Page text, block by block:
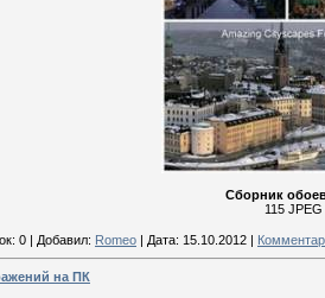
Сборник
115
0 Добавил: Romeo Дата: 15.10.2012
на ПК